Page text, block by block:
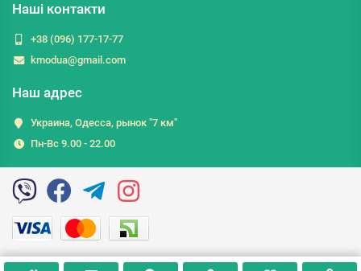
Наші контакти
+38 (096) 177-17-77
kmodua@gmail.com
Наш адрес
Украина, Одесса, рынок "7 км"
Пн-Вс 9.00 - 22.00